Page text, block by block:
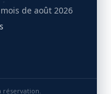
mois de août 2026
réservation.